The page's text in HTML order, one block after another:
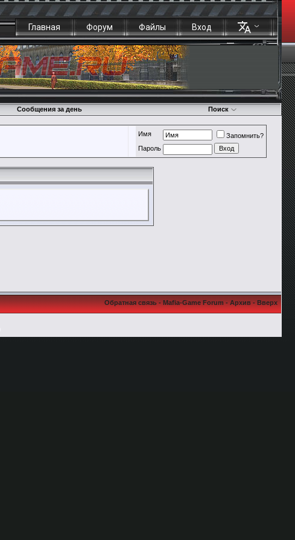
Главная Форум Файлы Вход
Сообщения за день Поиск
Имя
Запомнить?
Пароль
Обратная связь-Mafia-Game Forum-Архив-Вверх